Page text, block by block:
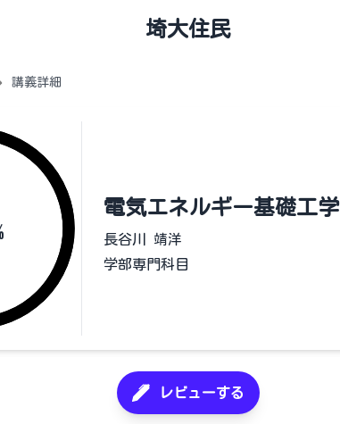
埼大住民
講義詳細
電気エネルギー基礎工学
長谷川 靖洋
学部専門科目
レビューする